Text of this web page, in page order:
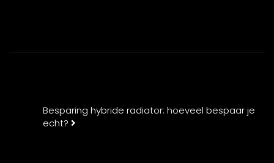
Besparing hybride radiator: hoeveel bespaar je
echt?